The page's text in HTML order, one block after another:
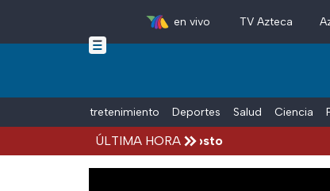
Skip to main content
en vivo TV Azteca
Entretenimiento Deportes Salud Ciencia
ÚLTIMA HORA
hoy viernes 7 de agosto